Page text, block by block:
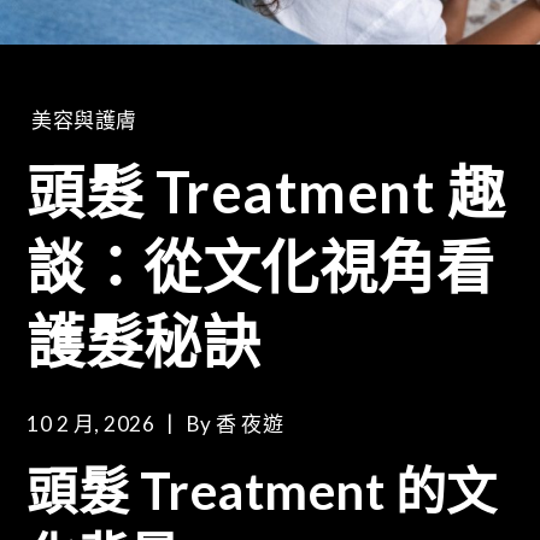
美容與護膚
頭髮 Treatment 趣
談：從文化視角看
護髮秘訣
10 2 月, 2026 By香 夜遊
頭髮 Treatment 的文